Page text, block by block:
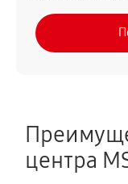
центра